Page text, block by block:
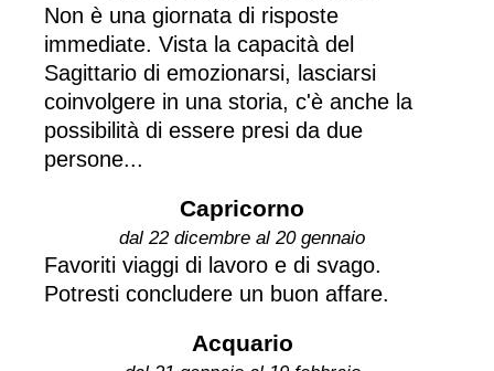
Non è una giornata di risposte
immediate. Vista la capacità del
Sagittario di emozionarsi, lasciarsi
coinvolgere in una storia, c'è anche la
possibilità di essere presi da due
persone...
Capricorno
dal 22 dicembre al 20 gennaio
Favoriti viaggi di lavoro e di svago.
Potresti concludere un buon affare.
Acquario